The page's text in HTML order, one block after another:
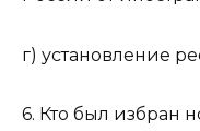
г) установление
6. Кто был избран